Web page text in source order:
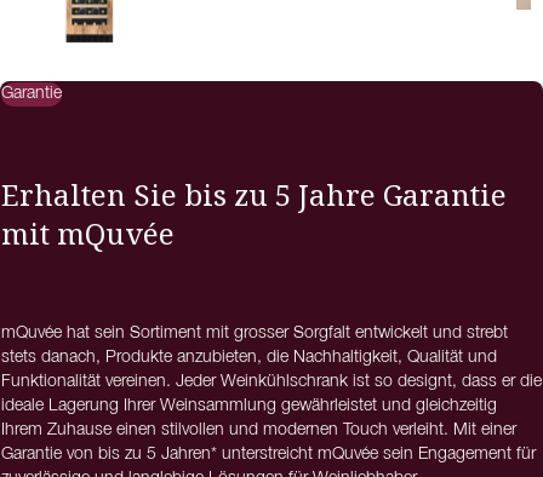
Garantie
Erhalten Sie bis zu 5 Jahre Garantie
mit mQuvée
mQuvée hat sein Sortiment mit grosser Sorgfalt entwickelt und strebt
stets danach, Produkte anzubieten, die Nachhaltigkeit, Qualität und
Funktionalität vereinen. Jeder Weinkühlschrank ist so designt, dass er die
ideale Lagerung Ihrer Weinsammlung gewährleistet und gleichzeitig
Ihrem Zuhause einen stilvollen und modernen Touch verleiht. Mit einer
Garantie von bis zu 5 Jahren* unterstreicht mQuvée sein Engagement für